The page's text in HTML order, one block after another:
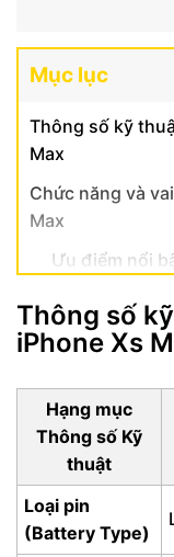
Mục lục
Thông số kỹ
Max
Chức năng và
Max
Ưu điểm nổi
Lợi ích thiết
Thông số
iPhone Xs
Hạng mục
Thông số Kỹ
thuật
Loại pin
(Battery Type)